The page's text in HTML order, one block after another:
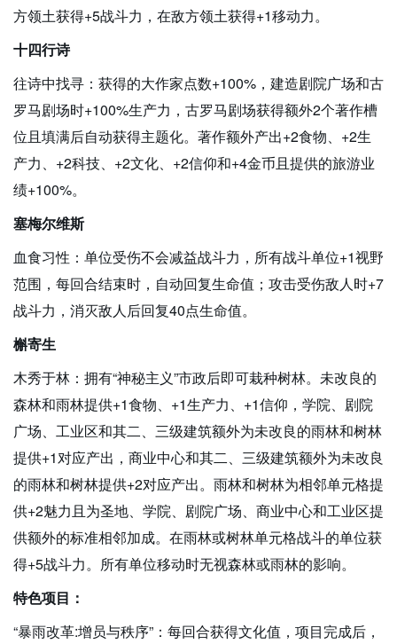
方领土获得+5战斗力，在敌方领土获得+1移动力。
十四行诗
往诗中找寻：获得的大作家点数+100%，建造剧院广场和古
罗马剧场时+100%生产力，古罗马剧场获得额外2个著作槽
位且填满后自动获得主题化。著作额外产出+2食物、+2生
产力、+2科技、+2文化、+2信仰和+4金币且提供的旅游业
绩+100%。
塞梅尔维斯
血食习性：单位受伤不会减益战斗力，所有战斗单位+1视野
范围，每回合结束时，自动回复生命值；攻击受伤敌人时+7
战斗力，消灭敌人后回复40点生命值。
槲寄生
木秀于林：拥有“神秘主义”市政后即可栽种树林。未改良的
森林和雨林提供+1食物、+1生产力、+1信仰，学院、剧院
广场、工业区和其二、三级建筑额外为未改良的雨林和树林
提供+1对应产出，商业中心和其二、三级建筑额外为未改良
的雨林和树林提供+2对应产出。雨林和树林为相邻单元格提
供+2魅力且为圣地、学院、剧院广场、商业中心和工业区提
供额外的标准相邻加成。在雨林或树林单元格战斗的单位获
得+5战斗力。所有单位移动时无视森林或雨林的影响。
特色项目：
“暴雨改革:增员与秩序”：每回合获得文化值，项目完成后，